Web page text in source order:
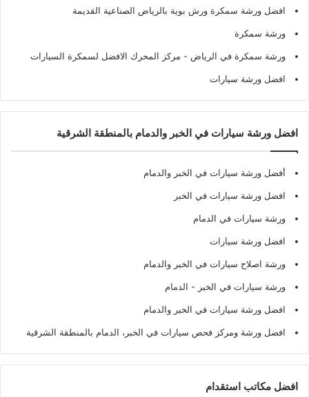
افضل ورشة سمكرة ورش بوية بالرياض الصناعية القديمة
ورشة سمكرة
ورشة سمكرة في الرياض - مركز المحرك الافضل لسمكرة السيارات
افضل ورشة سيارات
افضل ورشة سيارات في الخبر والدمام بالمنطقة الشرقية
أفضل ورشة سيارات في الخبر والدمام
افضل ورشة سيارات في الخبر
ورشة سيارات في الدمام
افضل ورشة سيارات
ورشة اصلاح سيارات في الخبر والدمام
ورشة سيارات في الخبر - الدمام
افضل ورشة سيارات في الخبر والدمام
افضل ورشة ومركز فحص سيارات في الخبر، الدمام بالمنطقة الشرقية
افضل مكاتب استقدام